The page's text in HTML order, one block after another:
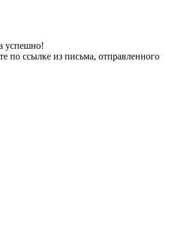
успешно!
по ссылке из письма, отправленного